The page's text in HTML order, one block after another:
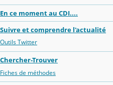
En ce moment au CDI....
Suivre et comprendre l'actualité
Outils Twitter
Chercher-Trouver
Fiches de méthodes